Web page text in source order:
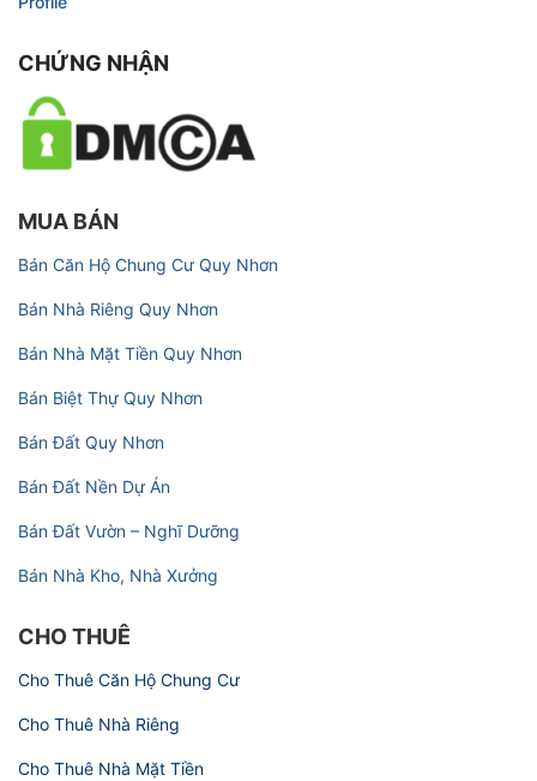
CHỨNG NHẬN
MUA BÁN
Bán Căn Hộ Chung Cư Quy Nhơn
Bán Nhà Riêng Quy Nhơn
Bán Nhà Mặt Tiền Quy Nhơn
Bán Biệt Thự Quy Nhơn
Bán Đất Quy Nhơn
Bán Đất Nền Dự Án
Bán Đất Vườn – Nghĩ Dưỡng
Bán Nhà Kho, Nhà Xưởng
CHO THUÊ
Cho Thuê Căn Hộ Chung Cư
Cho Thuê Nhà Riêng
Cho Thuê Nhà Mặt Tiền